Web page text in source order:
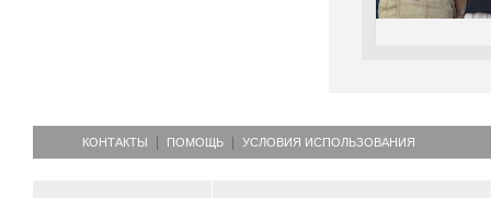
КОНТАКТЫ ПОМОЩЬ УСЛОВИЯ ИСПОЛЬЗОВАНИЯ